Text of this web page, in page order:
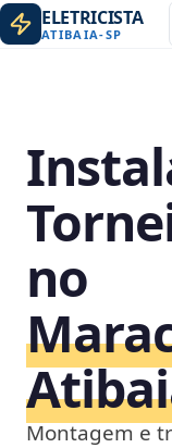
ELETRICISTA
ATIBAIA-SP
no
Montagem e